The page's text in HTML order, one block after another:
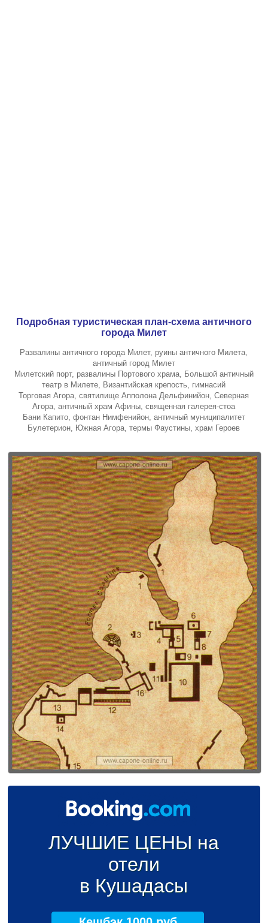
Подробная туристическая план-схема античного
города Милет
Развалины античного города Милет, руины античного Милета,
античный город Милет
Милетский порт, развалины Портового храма, Большой античный
театр в Милете, Византийская крепость, гимнасий
Торговая Агора, святилище Апполона Дельфинийон, Северная
Агора, античный храм Афины, священная галерея-стоа
Бани Капито, фонтан Нимфенийон, античный муниципалитет
Булетерион, Южная Агора, термы Фаустины, храм Героев
ЛУЧШИЕ ЦЕНЫ на
отели
в Кушадасы